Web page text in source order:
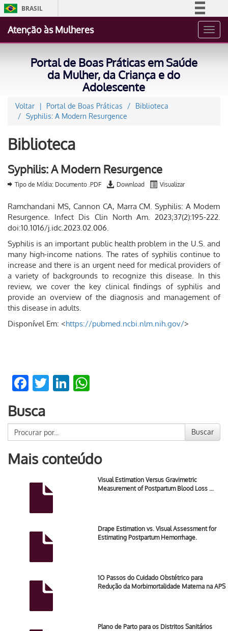
BRASIL
Acesso à informação
Atenção às Mulheres
Portal de Boas Práticas em Saúde
da Mulher, da Criança e do
Adolescente
Voltar Portal de Boas Práticas
Biblioteca
Syphilis: A Modern Resurgence
Biblioteca
Syphilis: A Modern Resurgence
Tipo de Mídia: Documento .PDF Download Visualizar
Ramchandani MS, Cannon CA, Marra CM. Syphilis: A Modern
Resurgence. Infect Dis Clin North Am. 2023;37(2):195-222.
doi:10.1016/j.idc.2023.02.006.
Syphilis is an important public health problem in the U.S. and
many high-income nations. The rates of syphilis continue to
increase and there is an urgent need for medical providers of
a variety of backgrounds to recognize this disease. In this
review, we cover the key clinical findings of syphilis and
provide an overview of the diagnosis and management of
this disease in adults.
Disponível Em: <https://pubmed.ncbi.nlm.nih.gov/>
Facebook
TwitterLinkedIn
Busca
Buscar
Mais conteúdo
Visual Estimation Versus Gravimetric
Measurement of Postpartum Blood Loss …
Drape Estimation vs. Visual Assessment for
Estimating Postpartum Hemorrhage.
1O Passos do Cuidado Obstétrico para
Redução da Morbimortalidade Materna na APS
Plano de Parto para os Distritos Sanitários